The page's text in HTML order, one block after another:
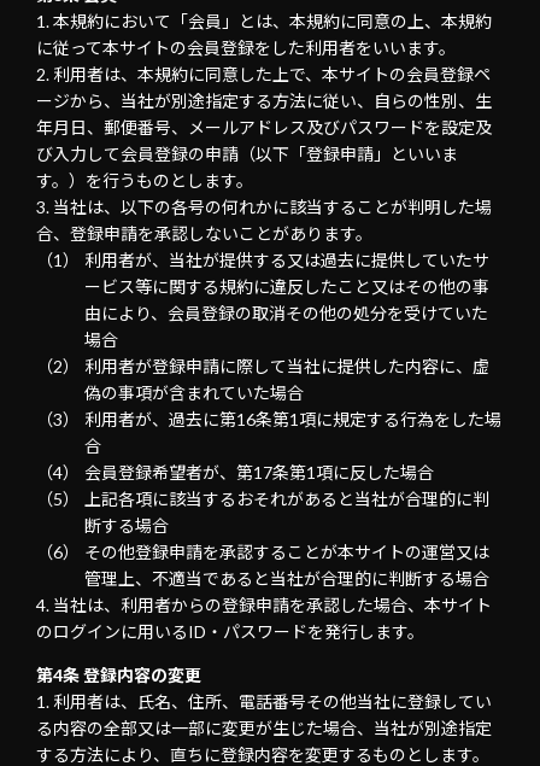
本規約において「会員」とは、本規約に同意の上、本規約
に従って本サイトの会員登録をした利用者をいいます。
利用者は、本規約に同意した上で、本サイトの会員登録ペ
ージから、当社が別途指定する方法に従い、自らの性別、生
年月日、郵便番号、メールアドレス及びパスワードを設定及
び入力して会員登録の申請（以下「登録申請」といいま
す。）を行うものとします。
当社は、以下の各号の何れかに該当することが判明した場
合、登録申請を承認しないことがあります。
利用者が、当社が提供する又は過去に提供していたサ
ービス等に関する規約に違反したこと又はその他の事
由により、会員登録の取消その他の処分を受けていた
場合
利用者が登録申請に際して当社に提供した内容に、虚
偽の事項が含まれていた場合
利用者が、過去に第16条第1項に規定する行為をした場
合
会員登録希望者が、第17条第1項に反した場合
上記各項に該当するおそれがあると当社が合理的に判
断する場合
その他登録申請を承認することが本サイトの運営又は
管理上、不適当であると当社が合理的に判断する場合
当社は、利用者からの登録申請を承認した場合、本サイト
のログインに用いるID・パスワードを発行します。
第4条 登録内容の変更
利用者は、氏名、住所、電話番号その他当社に登録してい
る内容の全部又は一部に変更が生じた場合、当社が別途指定
する方法により、直ちに登録内容を変更するものとします。